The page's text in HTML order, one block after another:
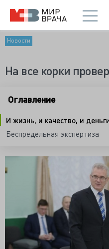
Новости
На все корки
Оглавление
И жизнь, и качество, и
Беспредельная экспертиза